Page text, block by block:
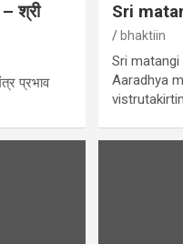
श्री
प्रभाव
Sri
bhaktiin
Sri
Aaradhya